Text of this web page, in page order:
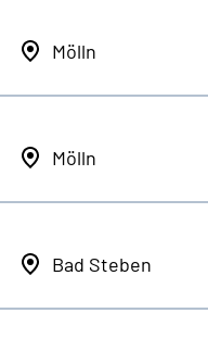
Mölln
Mölln
Bad Steben